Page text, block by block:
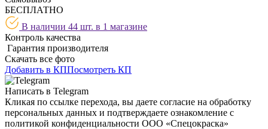
БЕСПЛАТНО
В наличии 44 шт. в 1 магазине
Контроль качества
Гарантия производителя
Скачать все фото
Добавить в КППосмотреть КП
Написать в Telegram
Кликая по ссылке перехода, вы даете согласие на обработку
персональных данных и подтверждаете ознакомление с
политикой конфиденциальности ООО «Спецокраска»